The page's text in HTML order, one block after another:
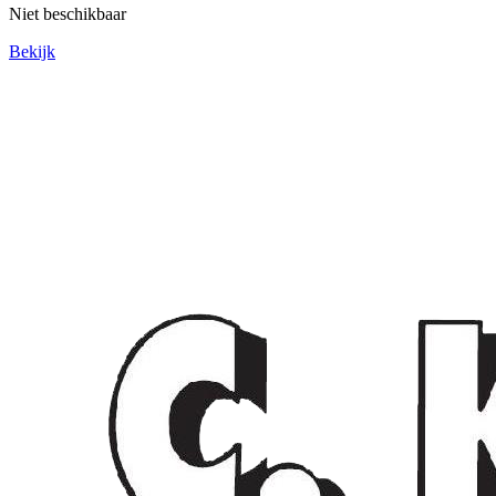
Niet beschikbaar
Bekijk